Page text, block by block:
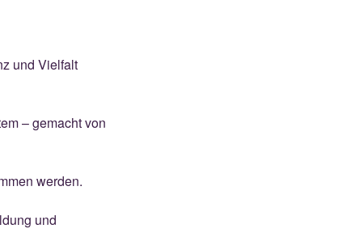
und Vielfalt
– gemacht von
werden.
und